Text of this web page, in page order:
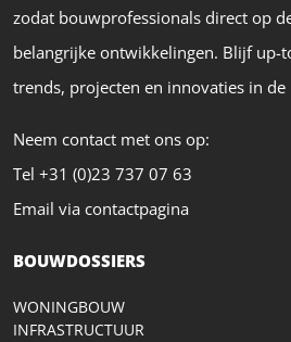
zodat bouwprofessionals direct op
belangrijke ontwikkelingen. Blijf up-
trends, projecten en innovaties in
Neem contact met ons op:
Tel +31 (0)23 737 07 63
Email via contactpagina
BOUWDOSSIERS
WONINGBOUW
INFRASTRUCTUUR